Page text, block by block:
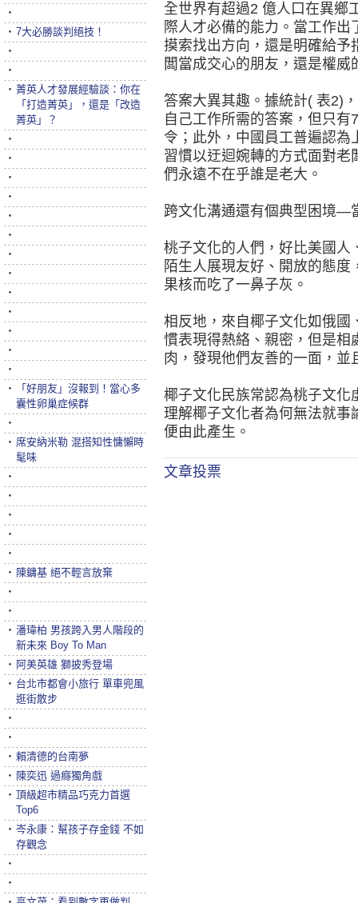
全世界有超過2 億人口在異鄉
際人才必備的能力。當工作
摸索找出方向，還是明確給予
闆當成交心的朋友，還是權威
答案大異其趣。據統計( 表2)
自己工作所需的答案，但只
令；此外，中國員工普遍認
習慣以迂迴婉轉的方式面對
們永遠不在乎誰是老大。
跨文化溝通還有個典型困境—
桃子文化的人們，好比美國人
陌生人展現友好、開放的態
果核而吃了一鼻子灰。
相反地，來自椰子文化如俄國
慣表現得熱絡、親密，但是相
肉，發現他們友善的一面，並
椰子文化民族常認為桃子文化
理解椰子文化者為何無法就事
便由此產生。
文章投票
‧
‧ 7大必勝談判絕技！
‧
‧
‧ 菁英人才發展經驗談：你在
「打造菁英」，還是「改造
菁英」？
‧
‧
‧
‧
‧
‧
‧
‧
‧
‧
‧
‧
‧
‧
「好朋友」沒報到！當心多
囊性卵巢症候群
‧
‧ 席安納米勒 混搭知性慵懶時
髦味
‧
‧
‧
‧
‧
‧ 陳鏞基 絕不輕言放棄
‧
‧
‧ 潘瑋柏 男孩跨入男人階段的
新未來 Boy To Man
‧ 阿美英雄 獅披秀登場
‧ 台北市都會小旅行 單車兜風
逛街散步
‧
‧
‧ 賴清德的台南夢
‧ 陳奕迅 過癮獨角戲
‧ 頂級超市精品巧克力首選
Top6
‧ 岑永康：幫孩子存金錢 不如
存觀念
‧
‧